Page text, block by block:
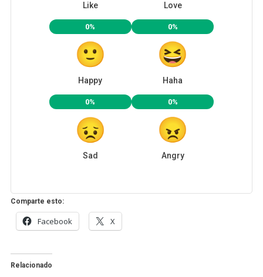
Like Love
0%
Happy
0%
Haha
0%
Sad
0%
Angry
Comparte esto:
Facebook X
Relacionado